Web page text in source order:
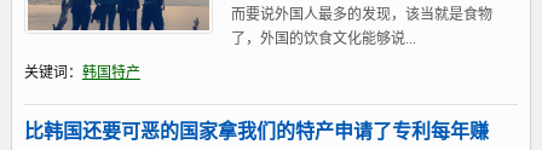
而要说外国人最多的发现，该当就是食物
了，外国的饮食文化能够说...
关键词： 韩国特产
比韩国还要可恶的国家拿我们的特产申请了专利每年赚